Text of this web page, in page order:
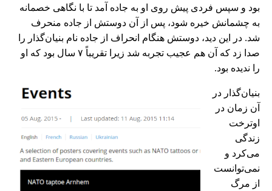
بود و سپس فردی پیش روی او به جاده آمد تا با نگاهی خصمانه
به چشمانش خیره شود، پس از آن دوستش از جاده منحرف
شد. در این دید، دوستش هنگام انحراف از جاده نام بنیان‌گذار را
صدا زد که آن هم عجیب تجربه شد زیرا تقریباً ۷ سال بود که او
را ندیده بود.
بنیان‌گذار در
آن زمان در
اوترخت
زندگی
می‌کرد و
نمی‌توانست
از مرگ